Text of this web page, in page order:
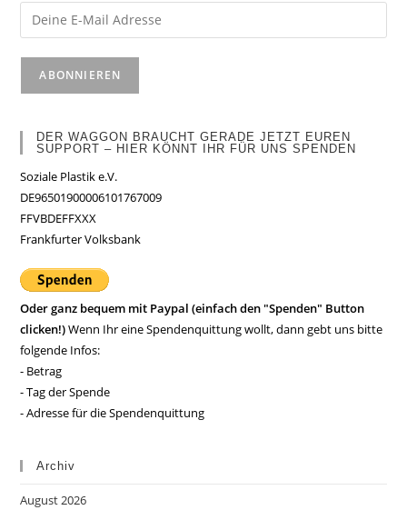
DER WAGGON BRAUCHT GERADE JETZT EUREN
SUPPORT – HIER KÖNNT IHR FÜR UNS SPENDEN
Soziale Plastik e.V.
DE96501900006101767009
FFVBDEFFXXX
Frankfurter Volksbank
Oder ganz bequem mit Paypal (einfach den "Spenden" Button
clicken!)Wenn Ihr eine Spendenquittung wollt, dann gebt uns bitte
folgende Infos:
- Betrag
- Tag der Spende
- Adresse für die Spendenquittung
Archiv
August 2026